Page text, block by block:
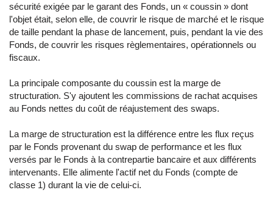
sécurité exigée par le garant des Fonds, un « coussin » dont
l'objet était, selon elle, de couvrir le risque de marché et le risque
de taille pendant la phase de lancement, puis, pendant la vie des
Fonds, de couvrir les risques règlementaires, opérationnels ou
fiscaux.
La principale composante du coussin est la marge de
structuration. S'y ajoutent les commissions de rachat acquises
au Fonds nettes du coût de réajustement des swaps.
La marge de structuration est la différence entre les flux reçus
par le Fonds provenant du swap de performance et les flux
versés par le Fonds à la contrepartie bancaire et aux différents
intervenants. Elle alimente l'actif net du Fonds (compte de
classe 1) durant la vie de celui-ci.